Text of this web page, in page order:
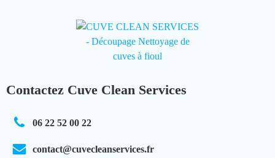
Contactez Cuve Clean Services
06 22 52 00 22
contact@cuvecleanservices.fr